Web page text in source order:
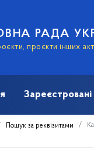
РАДА
проєкти інших
Зареєстровані
Пошук за реквізитами